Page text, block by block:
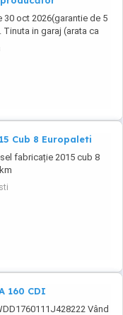
30 oct 2026(garantie de 5
Tinuta in garaj (arata ca
Folosita doar la
Nu are urme de uzura,
nu sunt deloc uzate
Cub 8 Europaleti
fabricație 2015 cub 8
160 CDI
Vând